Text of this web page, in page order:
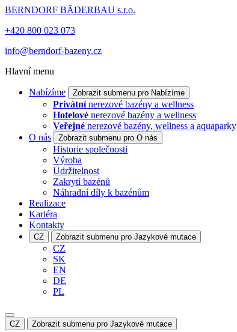
BERNDORF BÄDERBAU s.r.o.
+420 800 023 073
info@berndorf-bazeny.cz
Hlavní menu
Nabízíme Zobrazit submenu pro Nabízíme
Privátnínerezové bazény a wellness
Hotelové nerezové bazény a wellness
Veřejné nerezové bazény, wellness a aquaparky
O nás
Zobrazit submenu pro O nás
Historie společnosti
Výroba
Udržitelnost
Zakrytí bazénů
Náhradní díly k bazénům
Realizace
Kariéra
Kontakty
CZ Zobrazit submenu pro Jazykové mutace
CZ
SK
EN
DE
PL
CZ Zobrazit submenu pro Jazykové mutace